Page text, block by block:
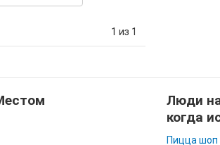
1 из 1
Люди
когда
Пицца